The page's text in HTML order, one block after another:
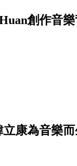
創作音
立康為音樂